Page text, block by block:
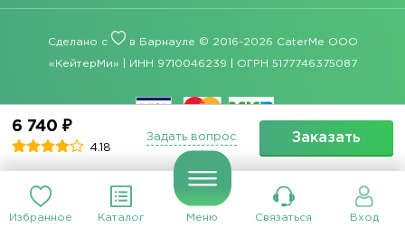
Избранное Каталог Меню Связаться Вход
6 740 ₽
4.18
Заказать
Задать вопрос
Сделано с в Барнауле © 2016-2026 CaterMe ООО
«КейтерМи» | ИНН 9710046239 | ОГРН 5177746375087